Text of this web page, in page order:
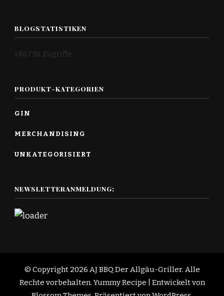
BLOGSTATISTIKEN
148.738 Zugriffe
PRODUKT-KATEGORIEN
GIN
MERCHANDISING
UNKATEGORISIERT
NEWSLETTERANMELDUNG:
© Copyright 2026 AJ BBQ Der Allgäu-Griller. Alle
Rechte vorbehalten.Yummy Recipe | Entwickelt von